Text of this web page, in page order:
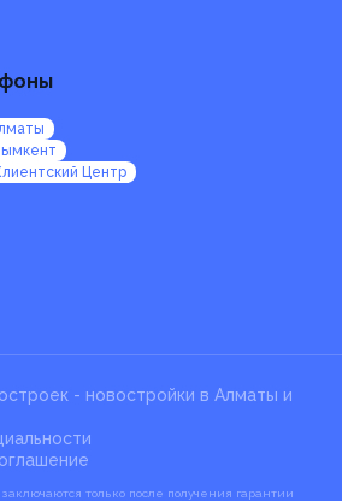
Центр
- новостройки в Алматы и
только после получения гарантии